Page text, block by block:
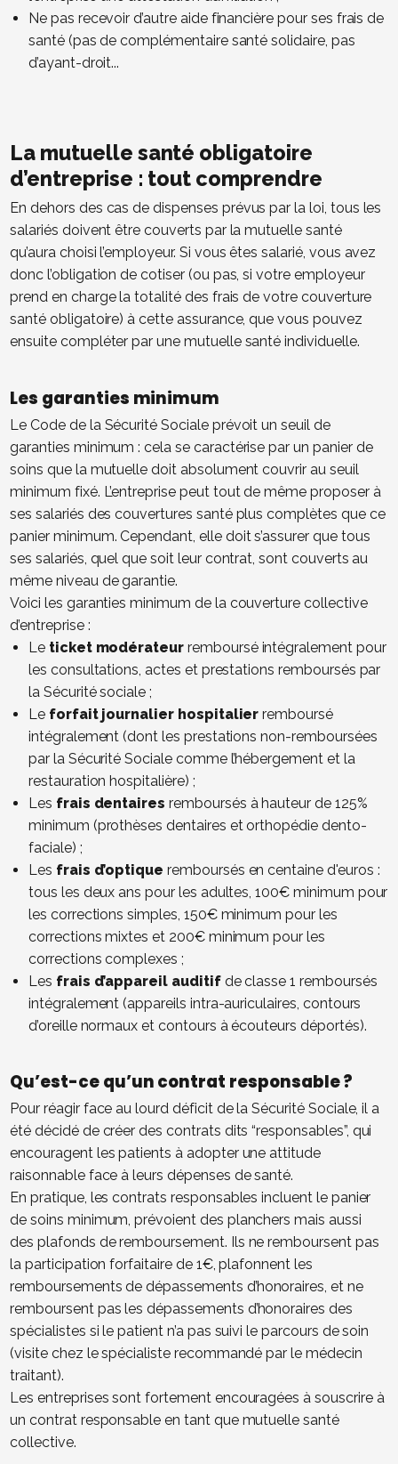
Ne pas recevoir d’autre aide financière pour ses frais de
santé (pas de complémentaire santé solidaire, pas
d’ayant-droit...
La mutuelle santé obligatoire
d’entreprise : tout comprendre
En dehors des cas de dispenses prévus par la loi, tous les
salariés doivent être couverts par la mutuelle santé
qu’aura choisi l’employeur. Si vous êtes salarié, vous avez
donc l’obligation de cotiser (ou pas, si votre employeur
prend en charge la totalité des frais de votre couverture
santé obligatoire) à cette assurance, que vous pouvez
ensuite compléter par une mutuelle santé individuelle.
Les garanties minimum
Le Code de la Sécurité Sociale prévoit un seuil de
garanties minimum : cela se caractérise par un panier de
soins que la mutuelle doit absolument couvrir au seuil
minimum fixé. L’entreprise peut tout de même proposer à
ses salariés des couvertures santé plus complètes que ce
panier minimum. Cependant, elle doit s’assurer que tous
ses salariés, quel que soit leur contrat, sont couverts au
même niveau de garantie.
Voici les garanties minimum de la couverture collective
d’entreprise :
Le ticket modérateur remboursé intégralement pour
les consultations, actes et prestations remboursés par
la Sécurité sociale ;
Le forfait journalier hospitalier remboursé
intégralement (dont les prestations non-remboursées
par la Sécurité Sociale comme l’hébergement et la
restauration hospitalière) ;
Les frais dentaires remboursés à hauteur de 125%
minimum (prothèses dentaires et orthopédie dento-
faciale) ;
Les frais d’optique remboursés en centaine d'euros :
tous les deux ans pour les adultes, 100€ minimum pour
les corrections simples, 150€ minimum pour les
corrections mixtes et 200€ minimum pour les
corrections complexes ;
Les frais d’appareil auditifde classe 1 remboursés
intégralement (appareils intra-auriculaires, contours
d’oreille normaux et contours à écouteurs déportés).
Qu’est-ce qu’un contrat responsable ?
Pour réagir face au lourd déficit de la Sécurité Sociale, il a
été décidé de créer des contrats dits “responsables”, qui
encouragent les patients à adopter une attitude
raisonnable face à leurs dépenses de santé.
En pratique, les contrats responsables incluent le panier
de soins minimum, prévoient des planchers mais aussi
des plafonds de remboursement. Ils ne remboursent pas
la participation forfaitaire de 1€, plafonnent les
remboursements de dépassements d’honoraires, et ne
remboursent pas les dépassements d’honoraires des
spécialistes si le patient n’a pas suivi le parcours de soin
(visite chez le spécialiste recommandé par le médecin
traitant).
Les entreprises sont fortement encouragées à souscrire à
un contrat responsable en tant que mutuelle santé
collective.